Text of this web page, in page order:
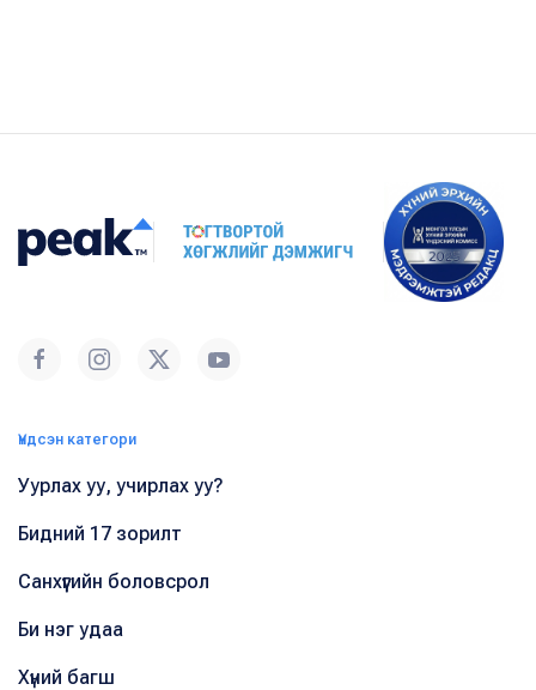
Үндсэн категори
Уурлах уу, учирлах уу?
Бидний 17 зорилт
Санхүүгийн боловсрол
Би нэг удаа
Хүний багш